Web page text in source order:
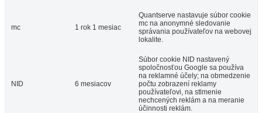
mc 1 rok 1 mesiac
Quantserve nastavuje súbor cookie
mc na anonymné sledovanie
správania používateľov na webovej
lokalite.
NID 6 mesiacov
Súbor cookie NID nastavený
spoločnosťou Google sa používa
na reklamné účely; na obmedzenie
počtu zobrazení reklamy
používateľovi, na stlmenie
nechcených reklám a na meranie
účinnosti reklám.